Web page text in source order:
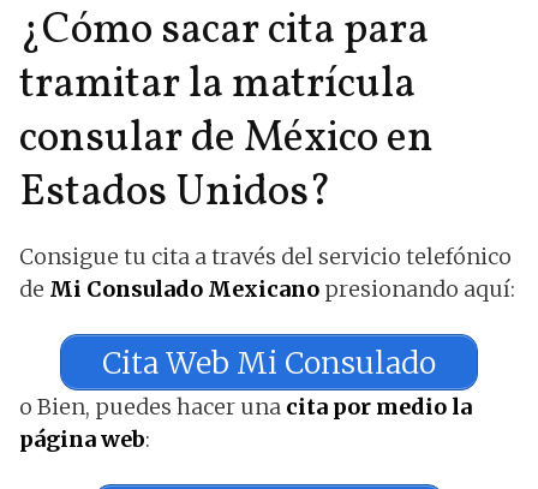
¿Cómo sacar cita para
tramitar la matrícula
consular de México en
Estados Unidos?
Consigue tu cita a través del servicio telefónico
de Mi Consulado Mexicano presionando aquí:
Cita Web Mi Consulado
o Bien, puedes hacer una cita por medio la
página web: